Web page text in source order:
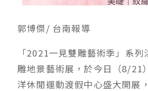
郭博傑/ 台南報導
「2021一見雙雕藝術季」系
雕地景藝術展，於今日（8/21
洋休閒運動渡假中心盛大開展